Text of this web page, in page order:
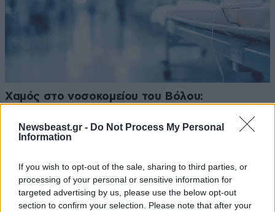
Newsbeast.gr - Do Not Process My Personal
Information
If you wish to opt-out of the sale, sharing to third parties, or
processing of your personal or sensitive information for
targeted advertising by us, please use the below opt-out
section to confirm your selection. Please note that after your
Χαμός στο νοσοκομείου του Βόλου:
ανοίξει το κεφάλι του γιατρού με τον
διακορευτή